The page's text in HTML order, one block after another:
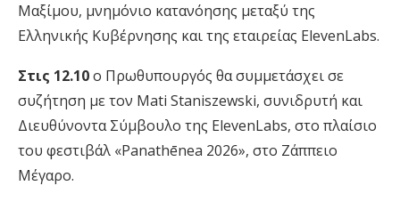
Μαξίμου, μνημόνιο κατανόησης μεταξύ της
Ελληνικής Κυβέρνησης και της εταιρείας ElevenLabs.
Στις 12.10ο Πρωθυπουργός θα συμμετάσχει σε
συζήτηση με τον Mati Staniszewski, συνιδρυτή και
Διευθύνοντα Σύμβουλο της ElevenLabs, στο πλαίσιο
του φεστιβάλ «Panathēnea 2026», στο Ζάππειο
Μέγαρο.